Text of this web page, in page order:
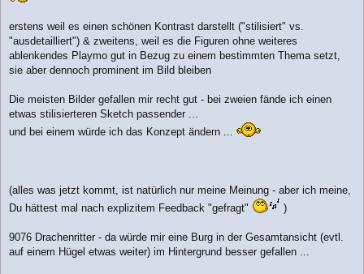
erstens weil es einen schönen Kontrast darstellt ("stilisiert" vs.
"ausdetailliert") & zweitens, weil es die Figuren ohne weiteres
ablenkendes Playmo gut in Bezug zu einem bestimmten Thema setzt,
sie aber dennoch prominent im Bild bleiben
Die meisten Bilder gefallen mir recht gut - bei zweien fände ich einen
etwas stilisierteren Sketch passender ...
und bei einem würde ich das Konzept ändern ...
(alles was jetzt kommt, ist natürlich nur meine Meinung - aber ich meine,
Du hättest mal nach explizitem Feedback "gefragt"
)
9076 Drachenritter - da würde mir eine Burg in der Gesamtansicht (evtl.
auf einem Hügel etwas weiter) im Hintergrund besser gefallen ...